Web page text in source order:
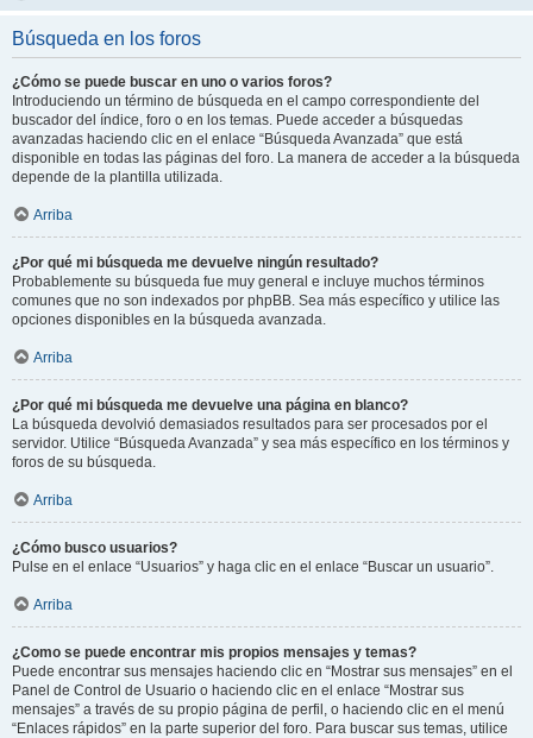
Búsqueda en los foros
¿Cómo se puede buscar en uno o varios foros?
Introduciendo un término de búsqueda en el campo correspondiente del
buscador del índice, foro o en los temas. Puede acceder a búsquedas
avanzadas haciendo clic en el enlace “Búsqueda Avanzada” que está
disponible en todas las páginas del foro. La manera de acceder a la búsqueda
depende de la plantilla utilizada.
Arriba
¿Por qué mi búsqueda me devuelve ningún resultado?
Probablemente su búsqueda fue muy general e incluye muchos términos
comunes que no son indexados por phpBB. Sea más específico y utilice las
opciones disponibles en la búsqueda avanzada.
Arriba
¿Por qué mi búsqueda me devuelve una página en blanco?
La búsqueda devolvió demasiados resultados para ser procesados por el
servidor. Utilice “Búsqueda Avanzada” y sea más específico en los términos y
foros de su búsqueda.
Arriba
¿Cómo busco usuarios?
Pulse en el enlace “Usuarios” y haga clic en el enlace “Buscar un usuario”.
Arriba
¿Como se puede encontrar mis propios mensajes y temas?
Puede encontrar sus mensajes haciendo clic en “Mostrar sus mensajes” en el
Panel de Control de Usuario o haciendo clic en el enlace “Mostrar sus
mensajes” a través de su propio página de perfil, o haciendo clic en el menú
“Enlaces rápidos” en la parte superior del foro. Para buscar sus temas, utilice